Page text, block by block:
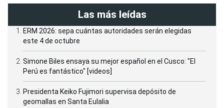
Las más leídas
ERM 2026: sepa cuántas autoridades serán elegidas
este 4 de octubre
Simone Biles ensaya su mejor español en el Cusco: "El
Perú es fantástico" [videos]
Presidenta Keiko Fujimori supervisa depósito de
geomallas en Santa Eulalia